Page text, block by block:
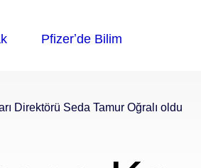
Direktörü Seda Tamur Oğralı oldu